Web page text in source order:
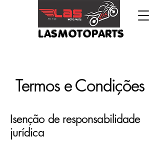
LASMOTOPARTS
Termos e Condições
Isenção de responsabilidade
jurídica